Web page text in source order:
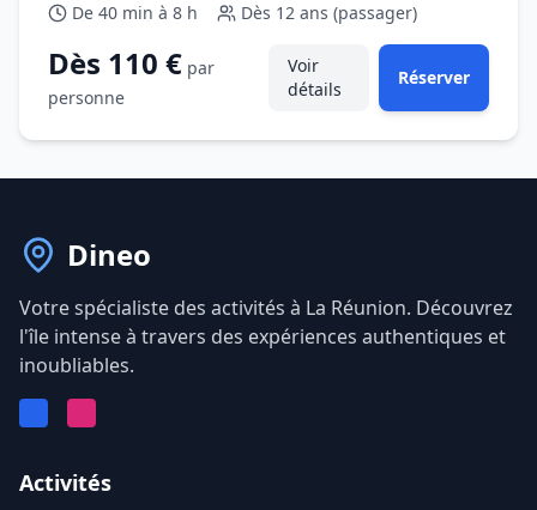
De 40 min à 8 h
Dès 12 ans (passager)
Dès 110 € par
personne
Voir
détails
Réserver
Dineo
Votre spécialiste des activités à La Réunion. Découvrez
l'île intense à travers des expériences authentiques et
inoubliables.
Activités